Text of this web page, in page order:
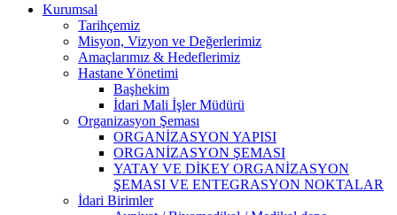
Kurumsal
Tarihçemiz
Misyon, Vizyon ve Değerlerimiz
Amaçlarımız & Hedeflerimiz
Hastane Yönetimi
Başhekim
İdari Mali İşler Müdürü
Organizasyon Şeması
ORGANİZASYON YAPISI
ORGANİZASYON ŞEMASI
YATAY VE DİKEY ORGANİZASYON
ŞEMASI VE ENTEGRASYON NOKTALAR
İdari Birimler